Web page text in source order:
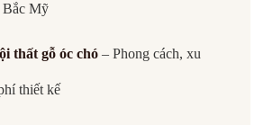
Bắc Mỹ
thất gỗ óc chó– Phong cách, xu
thiết kế